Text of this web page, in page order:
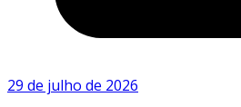
29 de julho de 2026